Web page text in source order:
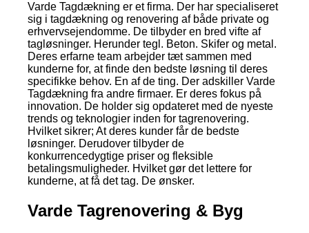
Varde Tagdækning er et firma. Der har specialiseret
sig i tagdækning og renovering af både private og
erhvervsejendomme. De tilbyder en bred vifte af
tagløsninger. Herunder tegl. Beton. Skifer og metal.
Deres erfarne team arbejder tæt sammen med
kunderne for, at finde den bedste løsning til deres
specifikke behov. En af de ting. Der adskiller Varde
Tagdækning fra andre firmaer. Er deres fokus på
innovation. De holder sig opdateret med de nyeste
trends og teknologier inden for tagrenovering.
Hvilket sikrer; At deres kunder får de bedste
løsninger. Derudover tilbyder de
konkurrencedygtige priser og fleksible
betalingsmuligheder. Hvilket gør det lettere for
kunderne, at få det tag. De ønsker.
Varde Tagrenovering & Byg